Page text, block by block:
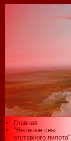
Главная
"Нелепые сны
отставного пилота"